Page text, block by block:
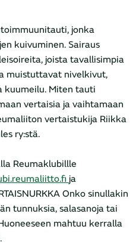
jonka
kuivuminen. Sairaus
joista tavallisimpia
muistuttavat nivelkivut,
kuumeilu. Miten tauti
vertaisia ja vaihtamaan
vertaistukija Riikka
ry:stä.
Reumaklubillle
ja
Onko sinullakin
tunnuksia, salasanoja tai
mahtuu kerralla